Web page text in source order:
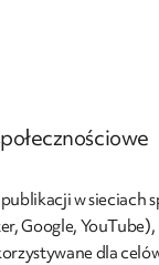
w sieciach
Google,
dla